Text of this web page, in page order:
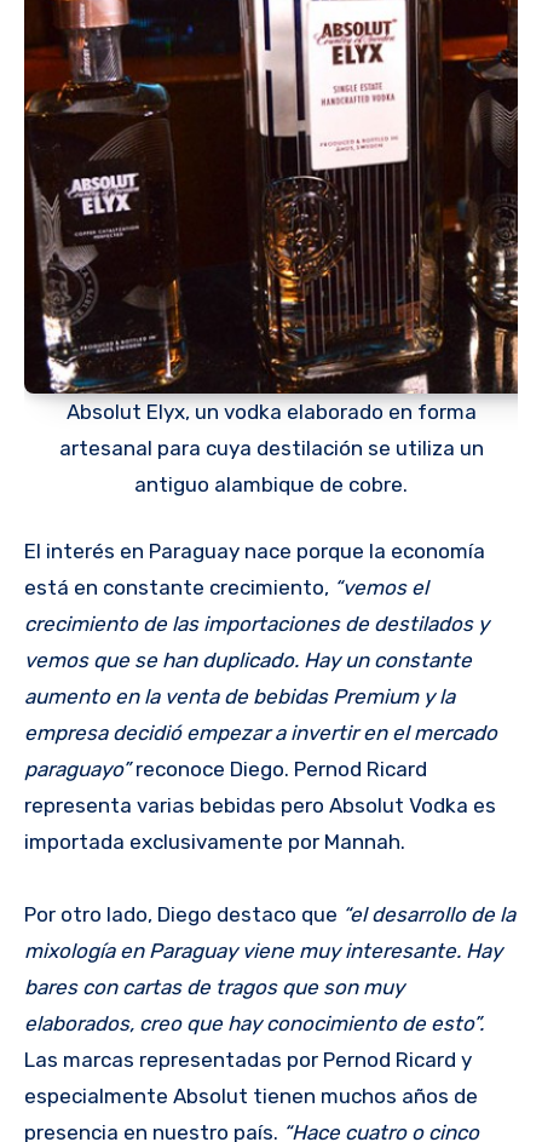
Absolut Elyx, un vodka elaborado en forma
artesanal para cuya destilación se utiliza un
antiguo alambique de cobre.
El interés en Paraguay nace porque la economía
está en constante crecimiento, “vemos el
crecimiento de las importaciones de destilados y
vemos que se han duplicado. Hay un constante
aumento en la venta de bebidas Premium y la
empresa decidió empezar a invertir en el mercado
paraguayo”reconoce Diego. Pernod Ricard
representa varias bebidas pero Absolut Vodka es
importada exclusivamente por Mannah.
Por otro lado, Diego destaco que “el desarrollo de la
mixología en Paraguay viene muy interesante. Hay
bares con cartas de tragos que son muy
elaborados, creo que hay conocimiento de esto”.
Las marcas representadas por Pernod Ricard y
especialmente Absolut tienen muchos años de
presencia en nuestro país. “Hace cuatro o cinco